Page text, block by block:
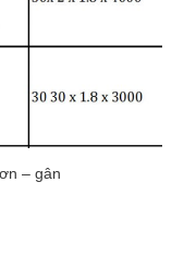
– gân